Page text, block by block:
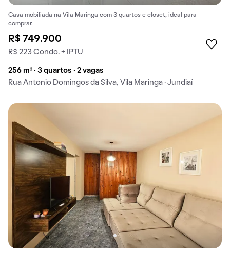
Casa mobiliada na Vila Maringa com 3 quartos e closet, ideal para
comprar.
R$ 749.900
R$ 223 Condo. + IPTU
256 m² · 3 quartos · 2 vagas
Rua Antonio Domingos da Silva, Vila Maringa · Jundiaí